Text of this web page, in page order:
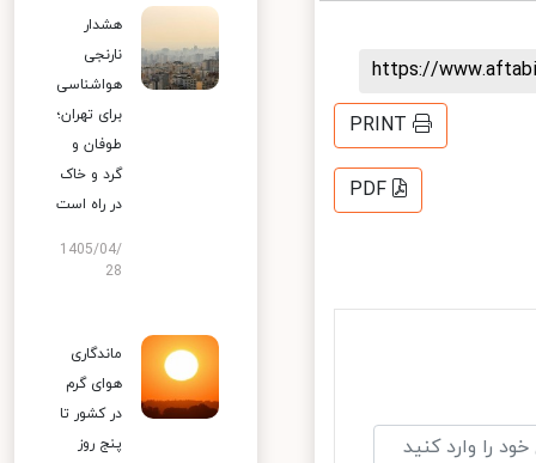
https://
PRINT
PDF
هشدار
نارنجی
هواشناسی
برای تهران؛
طوفان و
گرد و خاک
در راه است
1405/04/
28
ماندگاری
هوای گرم
در کشور تا
پنج روز